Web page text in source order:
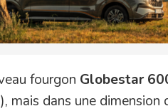
fourgon Globestar
mais dans une